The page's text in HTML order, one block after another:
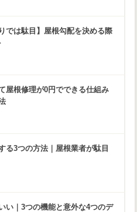
では駄目】屋根勾配を決める際
屋根修理が0円でできる仕組み
る3つの方法｜屋根業者が駄目
い｜3つの機能と意外な4つのデ